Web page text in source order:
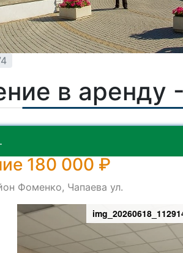
в аренду
180 000 ₽
Фоменко, Чапаева ул.